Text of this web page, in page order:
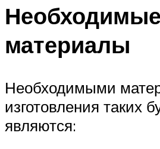
Необходимые
материалы
Необходимыми
изготовления таких
являются: